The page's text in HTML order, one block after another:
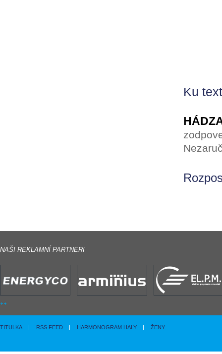
Ku
NAŠI REKLAMNÍ PARTNERI
TITULKA | RSS FEED | HARMONOGRAM HALY | ŽENY